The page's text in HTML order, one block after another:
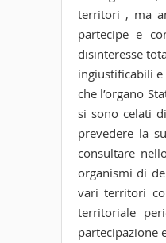
territori , ma
partecipe e
disinteresse
ingiustificabili
che l’organo
si sono celati
prevedere la
consultare
organismi di
vari territori
territoriale
partecipazione